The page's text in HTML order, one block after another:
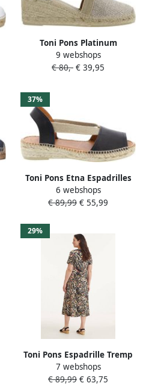
Toni Pons Platinum
Espadrille Sandal Triton
Plati
9 webshops
€ 80,- € 39,95
37%
Toni Pons Etna Espadrilles
Vrouwen Black Black Black
6 webshops
€ 89,99 € 55,99
29%
Toni Pons Espadrille Tremp
Espadrilles zwart Suede
Dames
7 webshops
€ 89,99 € 63,75